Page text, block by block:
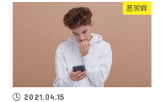
悪習癖
2021.04.15